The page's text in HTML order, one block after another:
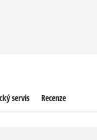
servis Recenze